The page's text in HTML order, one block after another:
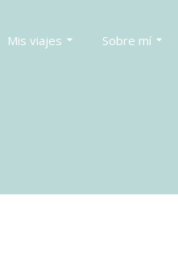
Mis viajes Sobre mí